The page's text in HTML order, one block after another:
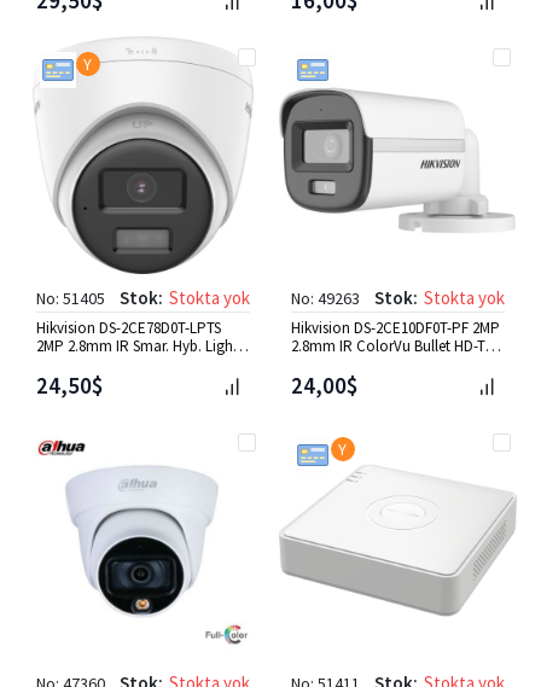
Y
No: 51405 Stok: Stokta yok
Hikvision DS-2CE78D0T-LPTS
2MP 2.8mm IR Smar. Hyb. Light
24,50$
No: 49263 Stok: Stokta yok
Hikvision DS-2CE10DF0T-PF 2MP
2.8mm IR ColorVu Bullet HD-TVI
24,00$
Y